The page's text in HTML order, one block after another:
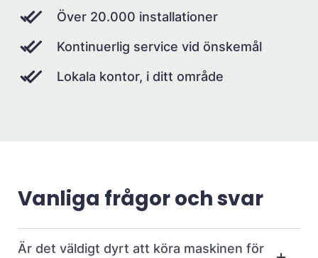
Över 20.000 installationer
Kontinuerlig service vid önskemål
Lokala kontor, i ditt område
Vanliga frågor och svar
Är det väldigt dyrt att köra maskinen för